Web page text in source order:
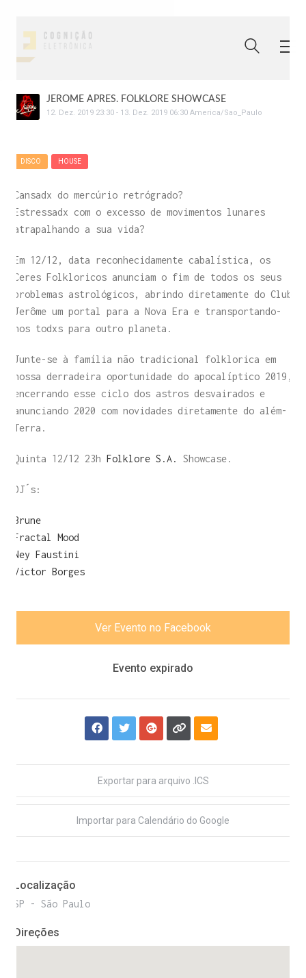
JEROME APRES. FOLKLORE SHOWCASE
12. Dez. 2019 23:30 - 13. Dez. 2019 06:30 America/Sao_Paulo
DISCO HOUSE
Cansadx do mercúrio retrógrado?
Estressadx com o excesso de movimentos lunares
atrapalhando a sua vida?
Em 12/12, data reconhecidamente cabalística, os
Ceres Folkloricos anunciam o fim de todos os seus
problemas astrológicos, abrindo diretamente do Club
Jerôme um portal para a Nova Era e transportando-
nos todxs para outro planeta.
Junte-se à família não tradicional folklorica em
nossa derradeira oportunidade do apocalíptico 2019,
encerrando esse ciclo dos astros desvairados e
anunciando 2020 com novidades diretamente do além-
Terra.
Quinta 12/12 23h Folklore S.A. Showcase.
DJ´s:
Brune
Fractal Mood
Ney Faustini
Victor Borges
Ver Evento no Facebook
Evento expirado
Exportar para arquivo .ICS
Importar para Calendário do Google
Localização
SP - São Paulo
Direções